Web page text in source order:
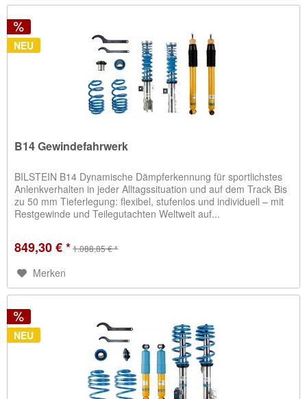
NEU
B14 Gewindefahrwerk
BILSTEIN B14 Dynamische Dämpferkennung für sportlichstes
Anlenkverhalten in jeder Alltagssituation und auf dem Track Bis
zu 50 mm Tieferlegung: flexibel, stufenlos und individuell – mit
Restgewinde und Teilegutachten Weltweit auf...
849,30 € *1.088,85 € *
Merken
NEU